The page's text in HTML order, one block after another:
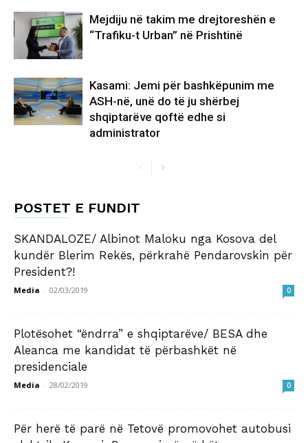
Mejdiju në takim me drejtoreshën e
“Trafiku-t Urban” në Prishtinë
Kasami: Jemi për bashkëpunim me
ASH-në, unë do të ju shërbej
shqiptarëve qoftë edhe si
administrator
POSTET E FUNDIT
SKANDALOZE/ Albinot Maloku nga Kosova del
kundër Blerim Rekës, përkrahë Pendarovskin për
President?!
Media - 02/03/2019 0
Plotësohet “ëndrra” e shqiptarëve/ BESA dhe
Aleanca me kandidat të përbashkët në
presidenciale
Media - 28/02/2019 0
Për herë të parë në Tetovë promovohet autobusi